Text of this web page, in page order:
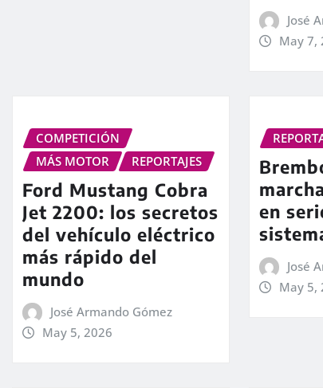
José
May 7,
COMPETICIÓN
MÁS MOTOR
REPORTAJES
Ford Mustang Cobra
Jet 2200: los secretos
del vehículo eléctrico
más rápido del
mundo
José Armando Gómez
May 5, 2026
en
José
May 5,